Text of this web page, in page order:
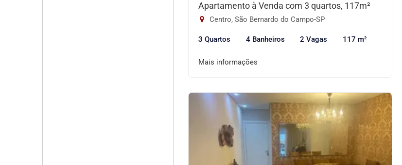
Apartamento à Venda com 3 quartos, 117m²
Centro, São Bernardo do Campo-SP
3 Quartos 4 Banheiros 2 Vagas 117 m²
Mais informações